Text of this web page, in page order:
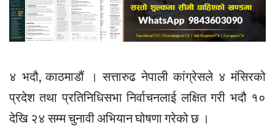
४ भदौ, काठमाडौं । सत्तारुढ नेपाली कांग्रेसले ४ मंसिरको
प्रदेश तथा प्रतिनिधिसभा निर्वाचनलाई लक्षित गरी भदौ १०
देखि २४ सम्म चुनावी अभियान घोषणा गरेको छ ।